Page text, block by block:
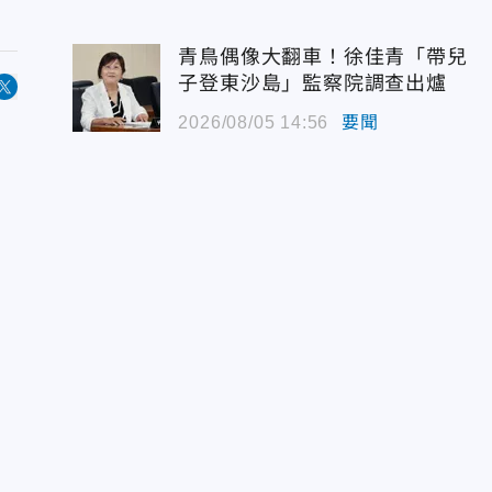
青鳥偶像大翻車！徐佳青「帶兒
子登東沙島」監察院調查出爐
2026/08/05 14:56 要聞